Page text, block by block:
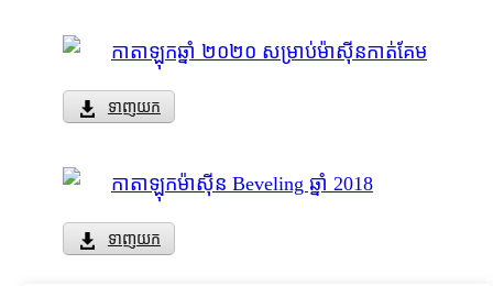
កាតាឡុកឆ្នាំ ២០២០ សម្រាប់ម៉ាស៊ីនកាត់គែម
ទាញយក
កាតាឡុកម៉ាស៊ីន Beveling ឆ្នាំ 2018
ទាញយក